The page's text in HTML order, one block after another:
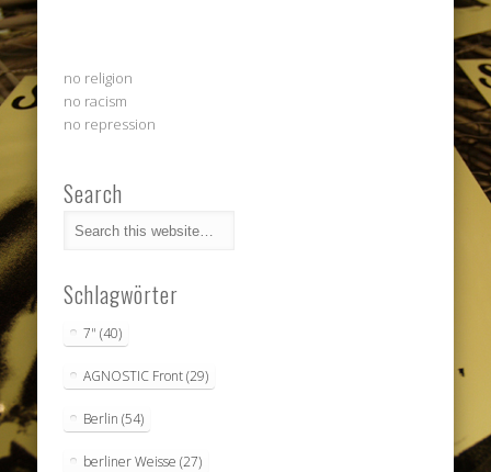
no religion
no racism
no repression
Search
Schlagwörter
7" (40)
AGNOSTIC Front(29)
Berlin (54)
berliner Weisse (27)